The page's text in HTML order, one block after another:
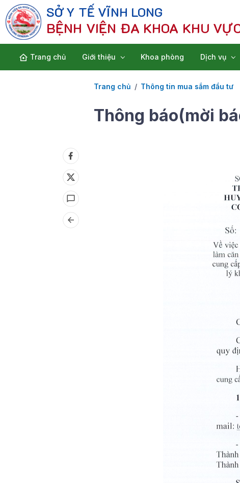
SỞ Y TẾ VĨNH LONG
BỆNH VIỆN ĐA KHOA KHU
Trang chủ Giới thiệu Khoa phòng Dịch vụ
Trang chủ Thông tin mua sắm đầu tư
Thông báo(mời